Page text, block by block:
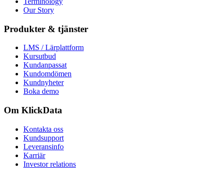
Our Story
Produkter & tjänster
LMS / Lärplattform
Kursutbud
Kundanpassat
Kundomdömen
Kundnyheter
Boka demo
Om KlickData
Kontakta oss
Kundsupport
Leveransinfo
Karriär
Investor relations